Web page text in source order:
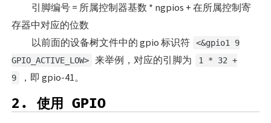
引脚编号 = 所属控制器基数 * ngpios + 在所属控制寄
存器中对应的位数
以前面的设备树文件中的 gpio 标识符
<&gpio1 9
GPIO_ACTIVE_LOW>
来举例，对应的引脚为
1 * 32 +
9
，即 gpio-41。
2. 使用 GPIO